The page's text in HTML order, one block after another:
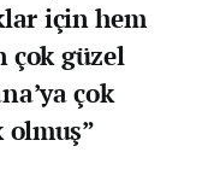
için hem
çok güzel
çok
olmuş”